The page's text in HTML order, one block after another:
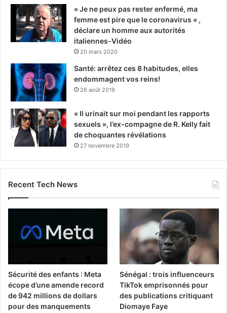
« Je ne peux pas rester enfermé, ma
femme est pire que le coronavirus « ,
déclare un homme aux autorités
italiennes-Vidéo
20 mars 2020
Santé: arrêtez ces 8 habitudes, elles
endommagent vos reins!
26 août 2019
« Il urinait sur moi pendant les rapports
sexuels », l’ex-compagne de R. Kelly fait
de choquantes révélations
27 novembre 2019
Recent Tech News
Sécurité des enfants : Meta
écope d’une amende record
de 942 millions de dollars
pour des manquements
Sénégal : trois influenceurs
TikTok emprisonnés pour
des publications critiquant
Diomaye Faye